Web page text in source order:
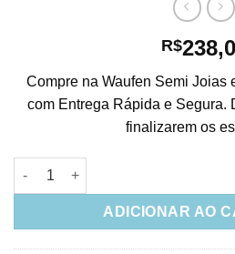
R$
Compre na Waufen Semi Joias
com Entrega Rápida e Segura.
finalizarem os
Brinco Grande Semi Joia
ADICIONAR AO